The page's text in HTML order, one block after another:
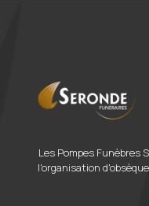
Les Pompes Funèbres
l'organisation